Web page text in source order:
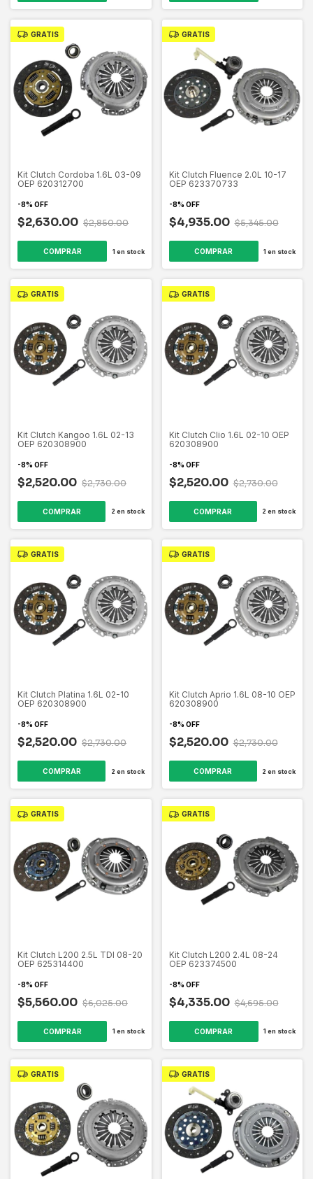
GRATIS
Kit Clutch Cordoba 1.6L 03-09
OEP 620312700
-8% OFF
$2,630.00 $2,850.00
1 en stock
GRATIS
Kit Clutch Fluence 2.0L 10-17
OEP 623370733
-8% OFF
$4,935.00 $5,345.00
1 en stock
GRATIS
Kit Clutch Kangoo 1.6L 02-13
OEP 620308900
-8% OFF
$2,520.00 $2,730.00
2 en stock
GRATIS
Kit Clutch Clio 1.6L 02-10 OEP
620308900
-8% OFF
$2,520.00 $2,730.00
2 en stock
GRATIS
Kit Clutch Platina 1.6L 02-10
OEP 620308900
-8% OFF
$2,520.00 $2,730.00
2 en stock
GRATIS
Kit Clutch Aprio 1.6L 08-10 OEP
620308900
-8% OFF
$2,520.00 $2,730.00
2 en stock
GRATIS
Kit Clutch L200 2.5L TDI 08-20
OEP 625314400
-8% OFF
$5,560.00 $6,025.00
1 en stock
GRATIS
Kit Clutch L200 2.4L 08-24
OEP 623374500
-8% OFF
$4,335.00 $4,695.00
1 en stock
GRATIS GRATIS